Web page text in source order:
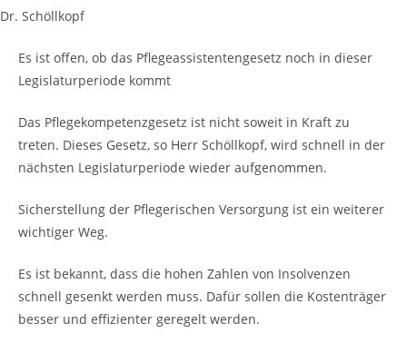
Dr. Schöllkopf
Es ist offen, ob das Pflegeassistentengesetz noch in dieser
Legislaturperiode kommt
Das Pflegekompetenzgesetz ist nicht soweit in Kraft zu
treten. Dieses Gesetz, so Herr Schöllkopf, wird schnell in der
nächsten Legislaturperiode wieder aufgenommen.
Sicherstellung der Pflegerischen Versorgung ist ein weiterer
wichtiger Weg.
Es ist bekannt, dass die hohen Zahlen von Insolvenzen
schnell gesenkt werden muss. Dafür sollen die Kostenträger
besser und effizienter geregelt werden.